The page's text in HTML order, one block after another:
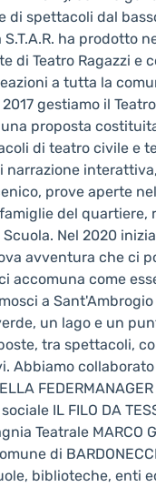
di spettacoli dal
ha prodotto
di Teatro Ragazzi e
a tutta la
gestiamo il
proposta
di teatro civile e
narrazione
prove aperte
del
Nel 2020
avventura che ci
accomuna come
a
un lago e un
tra spettacoli,
Abbiamo collaborato
IL FILO DA
Teatrale MARCO
di
biblioteche, enti